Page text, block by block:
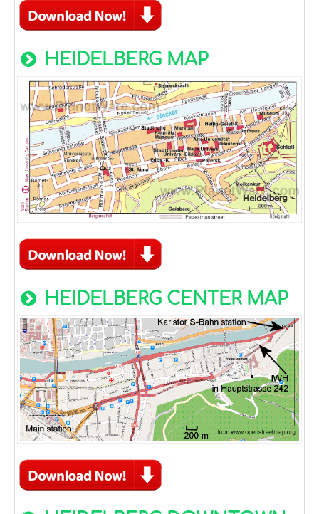
HEIDELBERG MAP
HEIDELBERG CENTER MAP